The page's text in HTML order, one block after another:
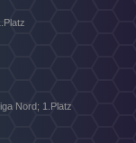
Nord; 1.Platz